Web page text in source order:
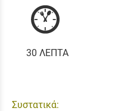
30 ΛΕΠΤΑ
Συστατικά: